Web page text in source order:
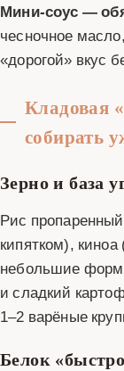
Мини‑соус —
чесночное
«дорогой» вкус
Кладовая
собирать
Зерно и база
Рис
кипятком),
небольшие
и сладкий
1–2 варёные
Белок